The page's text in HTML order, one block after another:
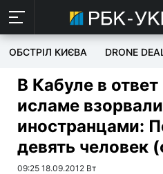
ОБСТРІЛ КИЄВА DRONE
В Кабуле в
исламе
иностранцами:
девять человек
09:25 18.09.2012 Вт